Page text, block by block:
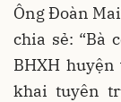
Ông Đoàn
chia sẻ: “Bà
BHXH
khai tuyên